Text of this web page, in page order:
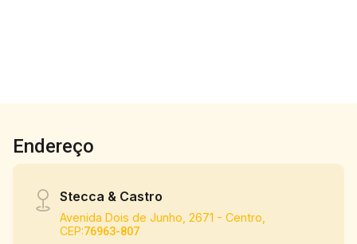
Endereço
Stecca & Castro
Avenida Dois de Junho, 2671 - Centro,
CEP:76963-807